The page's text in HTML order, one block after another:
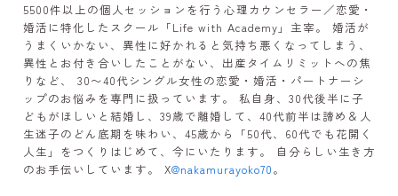
5500件以上の個人セッションを行う心理カウンセラー／恋愛・
婚活に特化したスクール「Life with Academy」主宰。 婚活が
うまくいかない、異性に好かれると気持ち悪くなってしまう、
異性とお付き合いしたことがない、出産タイムリミットへの焦
りなど、 30〜40代シングル女性の恋愛・婚活・パートナーシ
ップのお悩みを専門に扱っています。 私自身、30代後半に子
どもがほしいと結婚し、39歳で離婚して、40代前半は諦め＆人
生迷子のどん底期を味わい、45歳から「50代、60代でも花開く
人生」をつくりはじめて、今にいたります。 自分らしい生き方
のお手伝いしています。 X@nakamurayoko70。